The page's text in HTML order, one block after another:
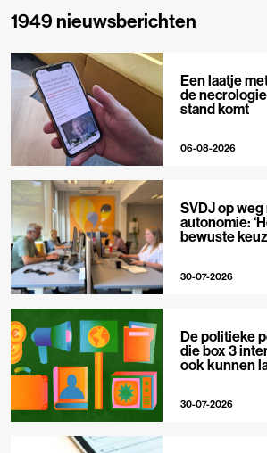
1949 nieuwsberichten
Een laatje
de
stand komt
06-08-2026
SVDJ op
autonomie:
bewuste
30-07-2026
De politieke
die box 3
ook kunnen
30-07-2026